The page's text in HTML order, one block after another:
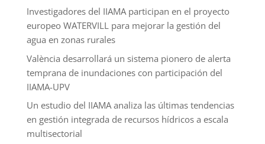
Investigadores del IIAMA participan en el proyecto
europeo WATERVILL para mejorar la gestión del
agua en zonas rurales
València desarrollará un sistema pionero de alerta
temprana de inundaciones con participación del
IIAMA-UPV
Un estudio del IIAMA analiza las últimas tendencias
en gestión integrada de recursos hídricos a escala
multisectorial